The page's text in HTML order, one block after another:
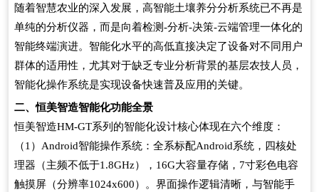
随着智慧农业的深入发展，高智能土壤养分分析系统已不再是
单纯的分析仪器，而是向着检测-分析-决策-云端管理一体化的
智能终端演进。智能化水平的高低直接决定了设备对不同用户
群体的适用性，尤其对于缺乏专业分析背景的基层农技人员，
智能化操作系统是实现设备快速普及应用的关键。
二、恒美智造智能化功能全景
恒美智造HM-GT系列的智能化设计核心体现在六个维度：
（1）Android智能操作系统：全系标配Android系统，四核处
理器（主频不低于1.8GHz），16G大容量存储，7寸彩色电容
触摸屏（分辨率1024x600）。界面操作逻辑清晰，与智能手